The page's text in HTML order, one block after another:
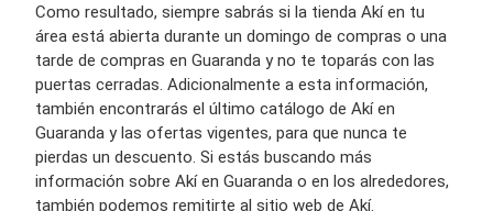
Como resultado, siempre sabrás si la tienda Akí en tu
área está abierta durante un domingo de compras o una
tarde de compras en Guaranda y no te toparás con las
puertas cerradas. Adicionalmente a esta información,
también encontrarás el último catálogo de Akí en
Guaranda y las ofertas vigentes, para que nunca te
pierdas un descuento. Si estás buscando más
información sobre Akí en Guaranda o en los alrededores,
también podemos remitirte al sitio web de Akí.